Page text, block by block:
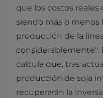
que los costos
siendo más o menos
producción de la
considerablemente".
calcula que, tras
producción de soja
recuperarán la